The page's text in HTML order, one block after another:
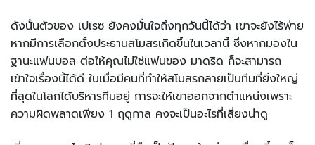
ดังนั้นตัวของ เปเรซ ยังคงมั่นใจถึงทุกวันนี้ได้ว่า เขาจะยังไร้พ่าย
หากมีการเลือกตั้งประธานสโมสรเกิดขึ้นในเวลานี้ ซึ่งหากมองใน
ฐานะแฟนบอล ต่อให้คุณไม่ใช่แฟนของ มาดริด ก็จะสามารถ
เข้าใจเรื่องนี้ได้ดี ในเมื่อมีคนที่ทำให้สโมสรกลายเป็นทีมที่ยิ่งใหญ่
ที่สุดในโลกได้บริหารทีมอยู่ การจะให้เขาออกจากตำแหน่งเพราะ
ความผิดพลาดเพียง 1 ฤดูกาล คงจะเป็นอะไรที่เสี่ยงน่าดู